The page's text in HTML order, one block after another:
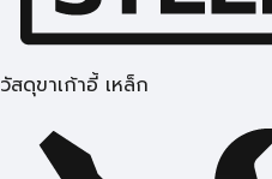
วัสดุขาเก้าอี้ เหล็ก